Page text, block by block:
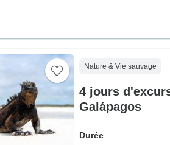
Nature & Vie sauvage
4 jours
Galápagos
Durée